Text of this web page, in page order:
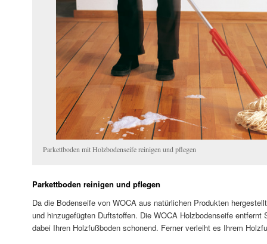
Parkettboden mit Holzbodenseife reinigen und pflegen
Parkettboden reinigen und pflegen
Da die Bodenseife von WOCA aus natürlichen Produkten
und hinzugefügten Duftstoffen. Die WOCA Holzbodenseife
dabei Ihren Holzfußboden schonend. Ferner verleiht es Ihrem